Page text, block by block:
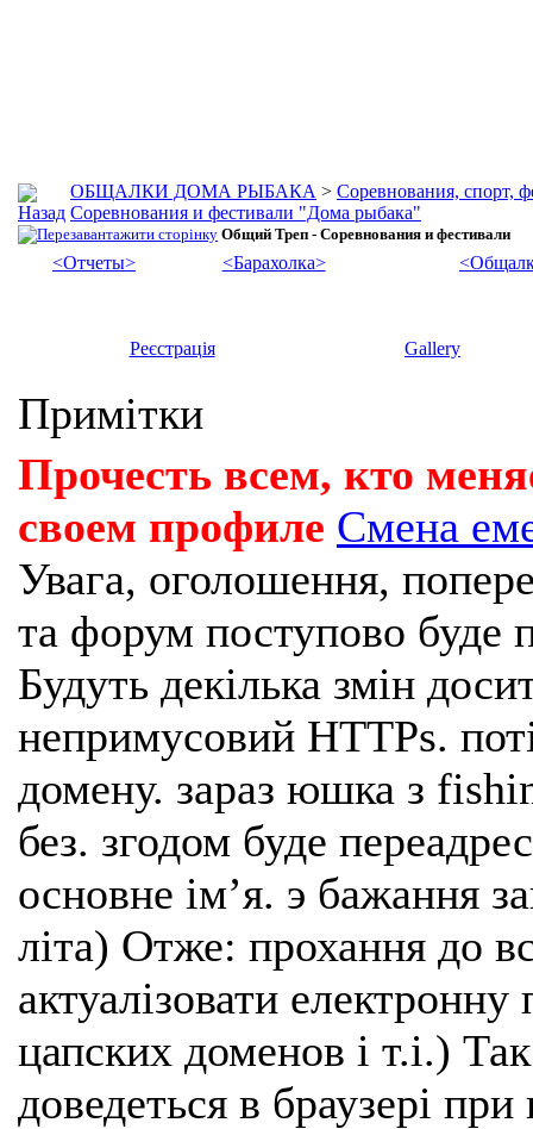
ОБЩАЛКИ ДОМА РЫБАКА > Соревнования, спорт,
Соревнования и фестивали "Дома рыбака"
Общий Треп - Соревнования и фестивали
<Отчеты> <Барахолка>
Реєстрація Gallery
Примітки
Прочесть всем, кто
своем профиле Смена
Увага, оголошення,
та форум поступово буде
Будуть декілька змін
непримусовий HTTPs.
домену. зараз юшка з
без. згодом буде
основне імʼя. э бажання
літа) Отже: прохання до
актуалізовати
цапских доменов і т.і.)
доведеться в браузері